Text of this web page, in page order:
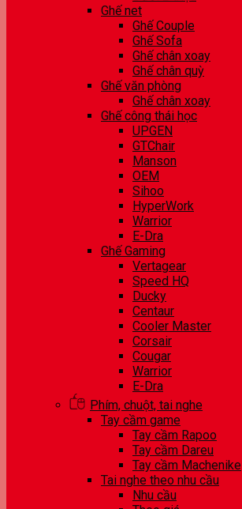
Ghế net
Ghế Couple
Ghế Sofa
Ghế chân xoay
Ghế chân quỳ
Ghế văn phòng
Ghế chân xoay
Ghế công thái học
UPGEN
GTChair
Manson
OEM
Sihoo
HyperWork
Warrior
E-Dra
Ghế Gaming
Vertagear
Speed HQ
Ducky
Centaur
Cooler Master
Corsair
Cougar
Warrior
E-Dra
Phím, chuột, tai nghe
Tay cầm game
Tay cầm Rapoo
Tay cầm Dareu
Tay cầm Machenike
Tai nghe theo nhu cầu
Nhu cầu